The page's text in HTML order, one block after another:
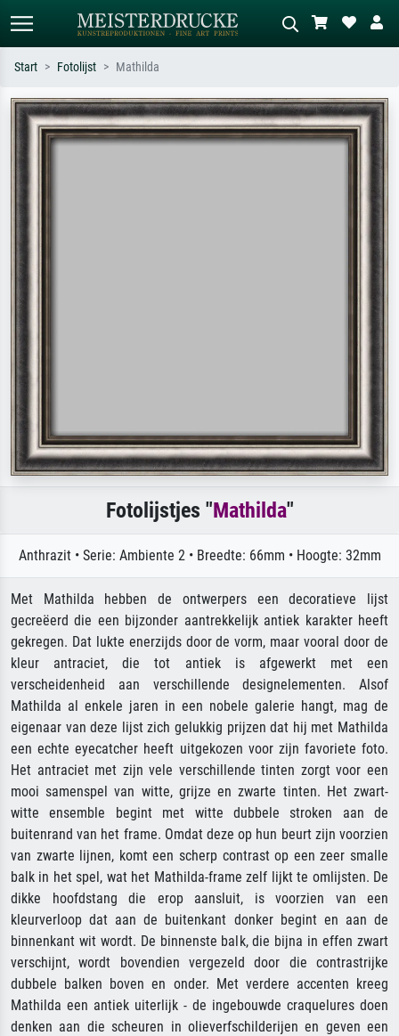
Standaard zoeken AI-beeldzoeker
Zoek op kunstenaar, titel of stijl – bijv.
Monet, Sterrennacht, impressionisme,
Beschrijf de scène – bijv. groene
weide, abstract met veel rood, donker
Start Fotolijst Mathilda
Fotolijstjes "Mathilda"
Anthrazit • Serie: Ambiente 2 • Breedte: 66mm • Hoogte: 32mm
Met Mathilda hebben de ontwerpers een decoratieve lijst
gecreëerd die een bijzonder aantrekkelijk antiek karakter heeft
gekregen. Dat lukte enerzijds door de vorm, maar vooral door de
kleur antraciet, die tot antiek is afgewerkt met een
verscheidenheid aan verschillende designelementen. Alsof
Mathilda al enkele jaren in een nobele galerie hangt, mag de
eigenaar van deze lijst zich gelukkig prijzen dat hij met Mathilda
een echte eyecatcher heeft uitgekozen voor zijn favoriete foto.
Het antraciet met zijn vele verschillende tinten zorgt voor een
mooi samenspel van witte, grijze en zwarte tinten. Het zwart-
witte ensemble begint met witte dubbele stroken aan de
buitenrand van het frame. Omdat deze op hun beurt zijn voorzien
van zwarte lijnen, komt een scherp contrast op een zeer smalle
balk in het spel, wat het Mathilda-frame zelf lijkt te omlijsten. De
dikke hoofdstang die erop aansluit, is voorzien van een
kleurverloop dat aan de buitenkant donker begint en aan de
binnenkant wit wordt. De binnenste balk, die bijna in effen zwart
verschijnt, wordt bovendien vergezeld door die contrastrijke
dubbele balken boven en onder. Met verdere accenten kreeg
Mathilda een antiek uiterlijk - de ingebouwde craquelures doen
denken aan die scheuren in olieverfschilderijen en geven een